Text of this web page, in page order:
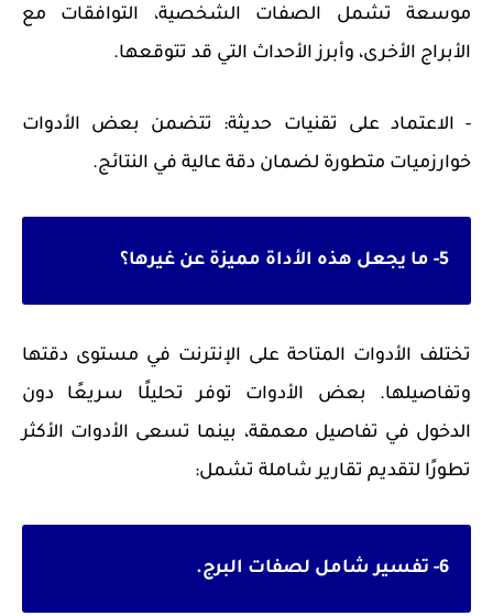
موسعة تشمل الصفات الشخصية، التوافقات مع
الأبراج الأخرى، وأبرز الأحداث التي قد تتوقعها.
- الاعتماد على تقنيات حديثة: تتضمن بعض الأدوات
خوارزميات متطورة لضمان دقة عالية في النتائج.
5- ما يجعل هذه الأداة مميزة عن غيرها؟
تختلف الأدوات المتاحة على الإنترنت في مستوى دقتها
وتفاصيلها. بعض الأدوات توفر تحليلًا سريعًا دون
الدخول في تفاصيل معمقة، بينما تسعى الأدوات الأكثر
تطورًا لتقديم تقارير شاملة تشمل:
6- تفسير شامل لصفات البرج.